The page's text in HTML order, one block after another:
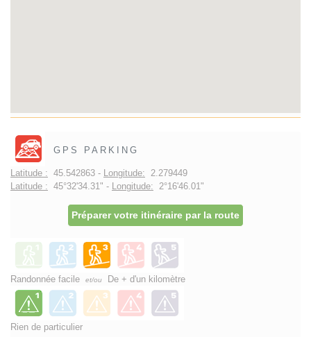
GPS PARKING
Latitude : 45.542863 - Longitude: 2.279449
Latitude : 45°32'34.31" - Longitude: 2°16'46.01"
Préparer votre itinéraire par la route
Randonnée facile et/ou De + d'un kilomètre
Rien de particulier